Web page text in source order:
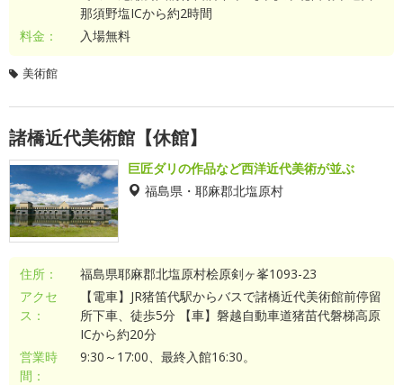
那須野塩ICから約2時間
料金：
入場無料
美術館
諸橋近代美術館【休館】
巨匠ダリの作品など西洋近代美術が並ぶ
福島県・耶麻郡北塩原村
住所：
福島県耶麻郡北塩原村桧原剣ヶ峯1093-23
アクセ
ス：
【電車】JR猪笛代駅からバスで諸橋近代美術館前停留
所下車、徒歩5分 【車】磐越自動車道猪苗代磐梯高原
ICから約20分
営業時
間：
9:30～17:00、最終入館16:30。